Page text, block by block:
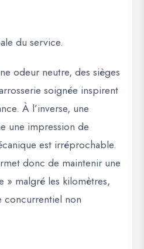
du service.
odeur neutre, des sièges
soignée inspirent
À l’inverse, une
une impression de
est irréprochable.
donc de maintenir une
» malgré les kilomètres,
concurrentiel non